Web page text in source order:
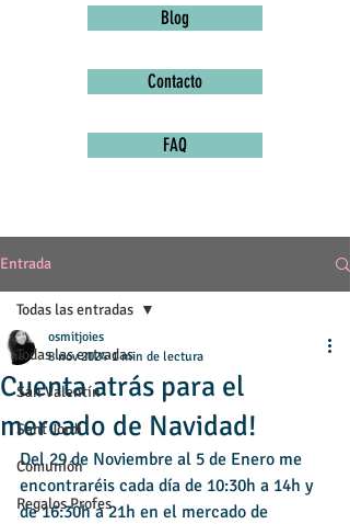
Blog
Contacto
FAQ
Entrada
Todas las entradas
San Valentín
Sant Jordi
Comunión
Regalos Profes
Todas las entradas
Cuenta atrás para el
mercado de Navidad!
osmitjoies
8 nov 2024 1 min de lectura
Del 29 de Noviembre al 5 de Enero me
encontraréis cada día de 10:30h a 14h y
de 16:30h a 21h en el mercado de